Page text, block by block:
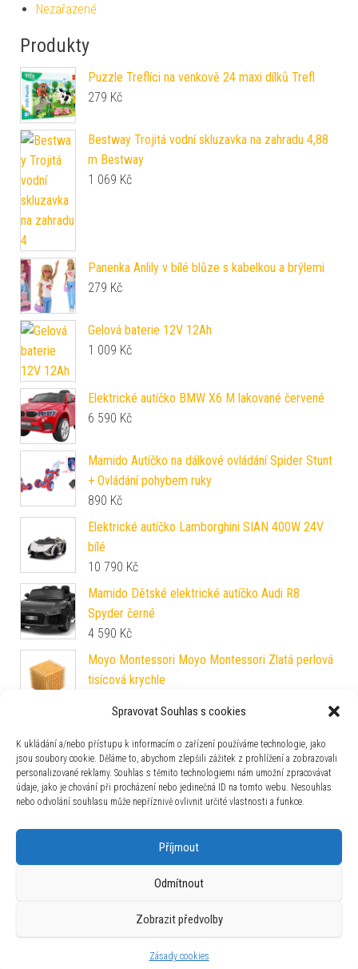
Spravovat Souhlas s cookies
K ukládání a/nebo přístupu k informacím o zařízení používáme technologie, jako
jsou soubory cookie. Děláme to, abychom zlepšili zážitek z prohlížení a zobrazovali
personalizované reklamy. Souhlas s těmito technologiemi nám umožní zpracovávat
údaje, jako je chování při procházení nebo jedinečná ID na tomto webu. Nesouhlas
nebo odvolání souhlasu může nepříznivě ovlivnit určité vlastnosti a funkce.
Příjmout
Odmítnout
Zobrazit předvolby
Zásady cookies
Nezařazené
Produkty
Puzzle Treflíci na venkově 24 maxi dílků Trefl
279 Kč
Bestway Trojitá vodní skluzavka na zahradu 4,88
m Bestway
1 069 Kč
Panenka Anlily v bílé blůze s kabelkou a brýlemi
279 Kč
Gelová baterie 12V 12Ah
1 009 Kč
Elektrické autíčko BMW X6 M lakované červené
6 590 Kč
Mamido Autíčko na dálkové ovládání Spider Stunt
+ Ovládání pohybem ruky
890 Kč
Elektrické autíčko Lamborghini SIAN 400W 24V
bílé
10 790 Kč
Mamido Dětské elektrické autíčko Audi R8
Spyder černé
4 590 Kč
Moyo Montessori Moyo Montessori Zlatá perlová
tisícová krychle
zvukovými efekty
589Kč
Používáme WordPress (v češtině).|Šablona: Bulk Shop